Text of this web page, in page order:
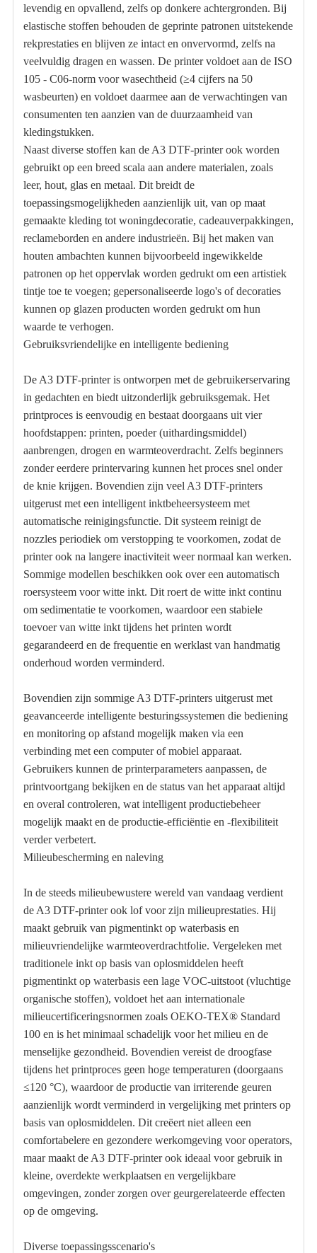
levendig en opvallend, zelfs op donkere achtergronden. Bij
elastische stoffen behouden de geprinte patronen uitstekende
rekprestaties en blijven ze intact en onvervormd, zelfs na
veelvuldig dragen en wassen. De printer voldoet aan de ISO
105 - C06-norm voor wasechtheid (≥4 cijfers na 50
wasbeurten) en voldoet daarmee aan de verwachtingen van
consumenten ten aanzien van de duurzaamheid van
kledingstukken.
Naast diverse stoffen kan de A3 DTF-printer ook worden
gebruikt op een breed scala aan andere materialen, zoals
leer, hout, glas en metaal. Dit breidt de
toepassingsmogelijkheden aanzienlijk uit, van op maat
gemaakte kleding tot woningdecoratie, cadeauverpakkingen,
reclameborden en andere industrieën. Bij het maken van
houten ambachten kunnen bijvoorbeeld ingewikkelde
patronen op het oppervlak worden gedrukt om een ​​artistiek
tintje toe te voegen; gepersonaliseerde logo's of decoraties
kunnen op glazen producten worden gedrukt om hun
waarde te verhogen.
Gebruiksvriendelijke en intelligente bediening
De A3 DTF-printer is ontworpen met de gebruikerservaring
in gedachten en biedt uitzonderlijk gebruiksgemak. Het
printproces is eenvoudig en bestaat doorgaans uit vier
hoofdstappen: printen, poeder (uithardingsmiddel)
aanbrengen, drogen en warmteoverdracht. Zelfs beginners
zonder eerdere printervaring kunnen het proces snel onder
de knie krijgen. Bovendien zijn veel A3 DTF-printers
uitgerust met een intelligent inktbeheersysteem met
automatische reinigingsfunctie. Dit systeem reinigt de
nozzles periodiek om verstopping te voorkomen, zodat de
printer ook na langere inactiviteit weer normaal kan werken.
Sommige modellen beschikken ook over een automatisch
roersysteem voor witte inkt. Dit roert de witte inkt continu
om sedimentatie te voorkomen, waardoor een stabiele
toevoer van witte inkt tijdens het printen wordt
gegarandeerd en de frequentie en werklast van handmatig
onderhoud worden verminderd.
Bovendien zijn sommige A3 DTF-printers uitgerust met
geavanceerde intelligente besturingssystemen die bediening
en monitoring op afstand mogelijk maken via een
verbinding met een computer of mobiel apparaat.
Gebruikers kunnen de printerparameters aanpassen, de
printvoortgang bekijken en de status van het apparaat altijd
en overal controleren, wat intelligent productiebeheer
mogelijk maakt en de productie-efficiëntie en -flexibiliteit
verder verbetert.
Milieubescherming en naleving
In de steeds milieubewustere wereld van vandaag verdient
de A3 DTF-printer ook lof voor zijn milieuprestaties. Hij
maakt gebruik van pigmentinkt op waterbasis en
milieuvriendelijke warmteoverdrachtfolie. Vergeleken met
traditionele inkt op basis van oplosmiddelen heeft
pigmentinkt op waterbasis een lage VOC-uitstoot (vluchtige
organische stoffen), voldoet het aan internationale
milieucertificeringsnormen zoals OEKO-TEX® Standard
100 en is het minimaal schadelijk voor het milieu en de
menselijke gezondheid. Bovendien vereist de droogfase
tijdens het printproces geen hoge temperaturen (doorgaans
≤120 °C), waardoor de productie van irriterende geuren
aanzienlijk wordt verminderd in vergelijking met printers op
basis van oplosmiddelen. Dit creëert niet alleen een
comfortabelere en gezondere werkomgeving voor operators,
maar maakt de A3 DTF-printer ook ideaal voor gebruik in
kleine, overdekte werkplaatsen en vergelijkbare
omgevingen, zonder zorgen over geurgerelateerde effecten
op de omgeving.
Diverse toepassingsscenario's